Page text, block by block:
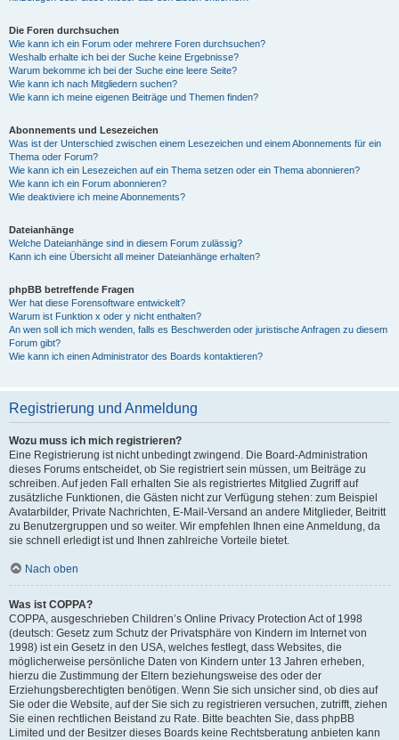
Die Foren durchsuchen
Wie kann ich ein Forum oder mehrere Foren durchsuchen?
Weshalb erhalte ich bei der Suche keine Ergebnisse?
Warum bekomme ich bei der Suche eine leere Seite?
Wie kann ich nach Mitgliedern suchen?
Wie kann ich meine eigenen Beiträge und Themen finden?
Abonnements und Lesezeichen
Was ist der Unterschied zwischen einem Lesezeichen und einem Abonnements für ein
Thema oder Forum?
Wie kann ich ein Lesezeichen auf ein Thema setzen oder ein Thema abonnieren?
Wie kann ich ein Forum abonnieren?
Wie deaktiviere ich meine Abonnements?
Dateianhänge
Welche Dateianhänge sind in diesem Forum zulässig?
Kann ich eine Übersicht all meiner Dateianhänge erhalten?
phpBB betreffende Fragen
Wer hat diese Forensoftware entwickelt?
Warum ist Funktion x oder y nicht enthalten?
An wen soll ich mich wenden, falls es Beschwerden oder juristische Anfragen zu diesem
Forum gibt?
Wie kann ich einen Administrator des Boards kontaktieren?
Registrierung und Anmeldung
Wozu muss ich mich registrieren?
Eine Registrierung ist nicht unbedingt zwingend. Die Board-Administration
dieses Forums entscheidet, ob Sie registriert sein müssen, um Beiträge zu
schreiben. Auf jeden Fall erhalten Sie als registriertes Mitglied Zugriff auf
zusätzliche Funktionen, die Gästen nicht zur Verfügung stehen: zum Beispiel
Avatarbilder, Private Nachrichten, E-Mail-Versand an andere Mitglieder, Beitritt
zu Benutzergruppen und so weiter. Wir empfehlen Ihnen eine Anmeldung, da
sie schnell erledigt ist und Ihnen zahlreiche Vorteile bietet.
Nach oben
Was ist COPPA?
COPPA, ausgeschrieben Children’s Online Privacy Protection Act of 1998
(deutsch: Gesetz zum Schutz der Privatsphäre von Kindern im Internet von
1998) ist ein Gesetz in den USA, welches festlegt, dass Websites, die
möglicherweise persönliche Daten von Kindern unter 13 Jahren erheben,
hierzu die Zustimmung der Eltern beziehungsweise des oder der
Erziehungsberechtigten benötigen. Wenn Sie sich unsicher sind, ob dies auf
Sie oder die Website, auf der Sie sich zu registrieren versuchen, zutrifft, ziehen
Sie einen rechtlichen Beistand zu Rate. Bitte beachten Sie, dass phpBB
Limited und der Besitzer dieses Boards keine Rechtsberatung anbieten kann